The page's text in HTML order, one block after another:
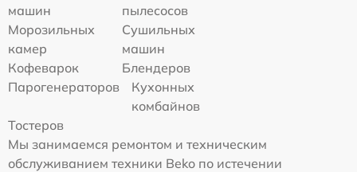
машин
пылесосов
Морозильных
камер
Сушильных
машин
Кофеварок
Блендеров
Парогенераторов
Кухонных
комбайнов
Тостеров
Мы занимаемся ремонтом и техническим
обслуживанием техники Beko по истечении